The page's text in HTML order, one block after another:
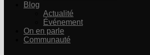
Blog
Actualité
Événement
On en parle
Communauté